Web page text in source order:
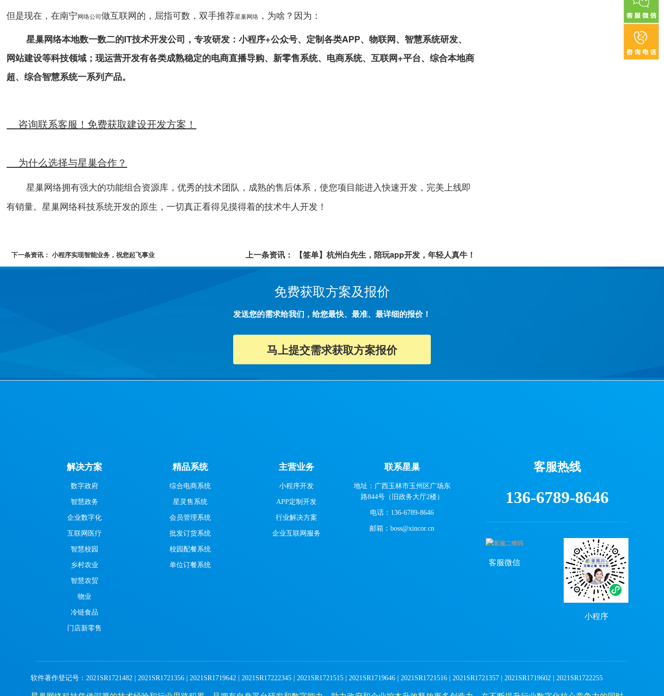
但是现在，在南宁网络公司做互联网的，屈指可数，双手推荐星巢网络 ，为啥？因为：
星巢网络本地数一数二的IT技术开发公司，专攻研发：小程序+公众号、定制各类APP、物联网、智慧系统研发、
网站建设等科技领域；现运营开发有各类成熟稳定的电商直播导购、新零售系统、电商系统、互联网+平台、综合本地商
超、综合智慧系统一系列产品。
咨询联系客服！免费获取建设开发方案！
为什么选择与星巢合作？
星巢网络拥有强大的功能组合资源库，优秀的技术团队，成熟的售后体系，使您项目能进入快速开发，完美上线即
有销量。星巢网络科技系统开发的原生，一切真正看得见摸得着的技术牛人开发！
下一条资讯：小程序实现智能业务，祝您起飞事业 上一条资讯： 【签单】杭州白先生，陪玩app开发，年轻人真牛！
为本地纳税人和缴费人打造
全方位掌上税务服务平台，...
免费获取方案及报价
发送您的需求给我们，给您最快、最准、最详细的报价！
马上提交需求获取方案报价
解决方案
数字政府
智慧政务
企业数字化
互联网医疗
智慧校园
乡村农业
智慧农贸
物业
冷链食品
门店新零售
精品系统
综合电商系统
星灵售系统
会员管理系统
批发订货系统
校园配餐系统
单位订餐系统
主营业务
小程序开发
APP定制开发
行业解决方案
企业互联网服务
联系星巢
地址：广西玉林市玉州区广场东
路844号（旧政务大厅2楼）
电话：136-6789-8646
邮箱：boss@xincor.cn
客服热线
136-6789-8646
客服微信
小程序
软件著作登记号：2021SR1721482 | 2021SR1721356 | 2021SR1719642 | 2021SR17222345 | 2021SR1721515 | 2021SR1719646 | 2021SR1721516 | 2021SR1721357 | 2021SR1719602 | 2021SR1722255